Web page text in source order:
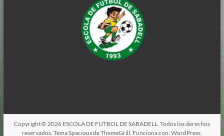
Copyright © 2026 ESCOLA DE FUTBOL DE SABADELL. Todos los derechos
reservados. TemaSpaciousde ThemeGrill. Funciona con: WordPress.